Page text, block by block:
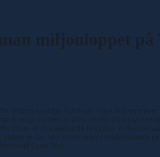
miljonloppet på
helgens storlopp Sundsvall Open Trot men kom
Sverige i mitten av förra veckan för att gå i
En av de nya ägarna till Beckman är bland
I slutet av juli blev det en seger i gulddivisionen
Open Trot.